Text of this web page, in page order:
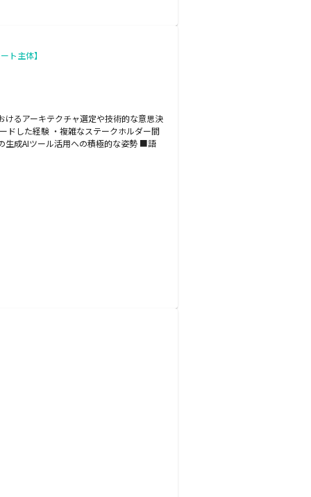
ト主体】
るアーキテクチャ選定や技術的な意思決
ドした経験 ・複雑なステークホルダー間
生成AIツール活用への積極的な姿勢 ■語